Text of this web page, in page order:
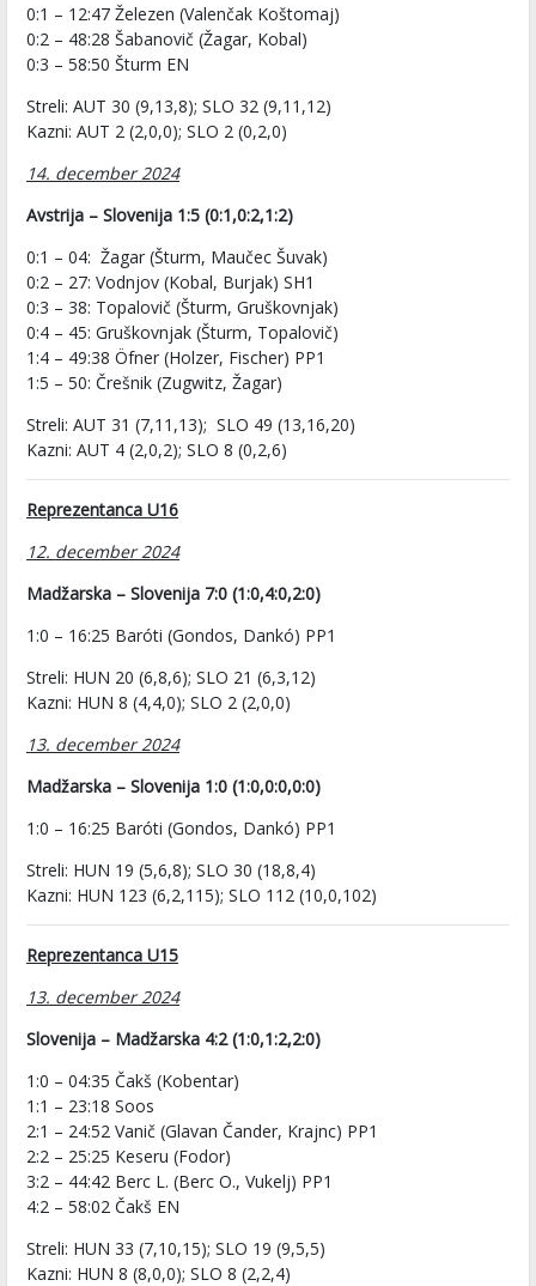
0:1 – 12:47 Železen (Valenčak Koštomaj)
0:2 – 48:28 Šabanovič (Žagar, Kobal)
0:3 – 58:50 Šturm EN
Streli: AUT 30 (9,13,8); SLO 32 (9,11,12)
Kazni: AUT 2 (2,0,0); SLO 2 (0,2,0)
14. december 2024
Avstrija – Slovenija 1:5 (0:1,0:2,1:2)
0:1 – 04: Žagar (Šturm, Maučec Šuvak)
0:2 – 27: Vodnjov (Kobal, Burjak) SH1
0:3 – 38: Topalovič (Šturm, Gruškovnjak)
0:4 – 45: Gruškovnjak (Šturm, Topalovič)
1:4 – 49:38 Öfner (Holzer, Fischer) PP1
1:5 – 50: Črešnik (Zugwitz, Žagar)
Streli: AUT 31 (7,11,13); SLO 49 (13,16,20)
Kazni: AUT 4 (2,0,2); SLO 8 (0,2,6)
Reprezentanca U16
12. december 2024
Madžarska – Slovenija 7:0 (1:0,4:0,2:0)
1:0 – 16:25 Baróti (Gondos, Dankó) PP1
Streli: HUN 20 (6,8,6); SLO 21 (6,3,12)
Kazni: HUN 8 (4,4,0); SLO 2 (2,0,0)
13. december 2024
Madžarska – Slovenija 1:0 (1:0,0:0,0:0)
1:0 – 16:25 Baróti (Gondos, Dankó) PP1
Streli: HUN 19 (5,6,8); SLO 30 (18,8,4)
Kazni: HUN 123 (6,2,115); SLO 112 (10,0,102)
Reprezentanca U15
13. december 2024
Slovenija – Madžarska 4:2 (1:0,1:2,2:0)
1:0 – 04:35 Čakš (Kobentar)
1:1 – 23:18 Soos
2:1 – 24:52 Vanič (Glavan Čander, Krajnc) PP1
2:2 – 25:25 Keseru (Fodor)
3:2 – 44:42 Berc L. (Berc O., Vukelj) PP1
4:2 – 58:02 Čakš EN
Streli: HUN 33 (7,10,15); SLO 19 (9,5,5)
Kazni: HUN 8 (8,0,0); SLO 8 (2,2,4)